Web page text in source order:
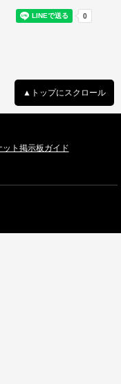
▲トップにスクロール
ット掲示板ガイド